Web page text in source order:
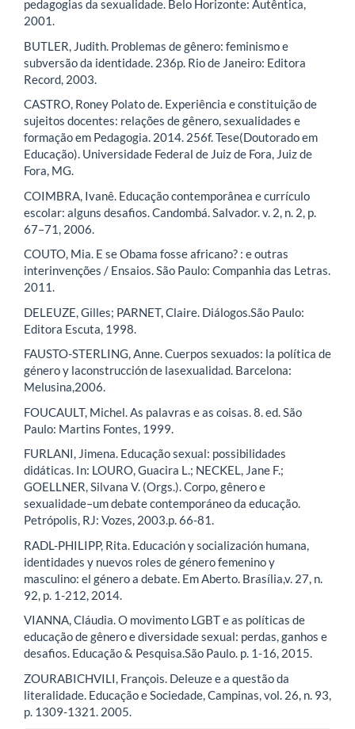
pedagogias da sexualidade. Belo Horizonte: Autêntica,
2001.
BUTLER, Judith. Problemas de gênero: feminismo e
subversão da identidade. 236p. Rio de Janeiro: Editora
Record, 2003.
CASTRO, Roney Polato de. Experiência e constituição de
sujeitos docentes: relações de gênero, sexualidades e
formação em Pedagogia. 2014. 256f. Tese(Doutorado em
Educação). Universidade Federal de Juiz de Fora, Juiz de
Fora, MG.
COIMBRA, Ivanê. Educação contemporânea e currículo
escolar: alguns desafios. Candombá. Salvador. v. 2, n. 2, p.
67–71, 2006.
COUTO, Mia. E se Obama fosse africano? : e outras
interinvenções / Ensaios. São Paulo: Companhia das Letras.
2011.
DELEUZE, Gilles; PARNET, Claire. Diálogos.São Paulo:
Editora Escuta, 1998.
FAUSTO-STERLING, Anne. Cuerpos sexuados: la política de
género y laconstrucción de lasexualidad. Barcelona:
Melusina,2006.
FOUCAULT, Michel. As palavras e as coisas. 8. ed. São
Paulo: Martins Fontes, 1999.
FURLANI, Jimena. Educação sexual: possibilidades
didáticas. In: LOURO, Guacira L.; NECKEL, Jane F.;
GOELLNER, Silvana V. (Orgs.). Corpo, gênero e
sexualidade–um debate contemporáneo da educação.
Petrópolis, RJ: Vozes, 2003.p. 66-81.
RADL-PHILIPP, Rita. Educación y socialización humana,
identidades y nuevos roles de género femenino y
masculino: el género a debate. Em Aberto. Brasília,v. 27, n.
92, p. 1-212, 2014.
VIANNA, Cláudia. O movimento LGBT e as políticas de
educação de gênero e diversidade sexual: perdas, ganhos e
desafios. Educação & Pesquisa.São Paulo. p. 1-16, 2015.
ZOURABICHVILI, François. Deleuze e a questão da
literalidade. Educação e Sociedade, Campinas, vol. 26, n. 93,
p. 1309-1321. 2005.